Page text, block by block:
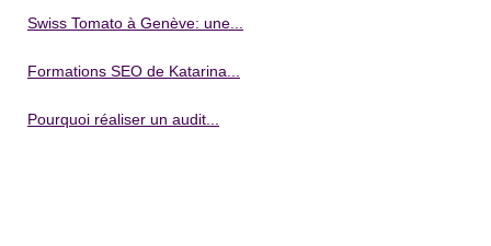
Swiss Tomato à Genève: une...
Formations SEO de Katarina...
Pourquoi réaliser un audit...